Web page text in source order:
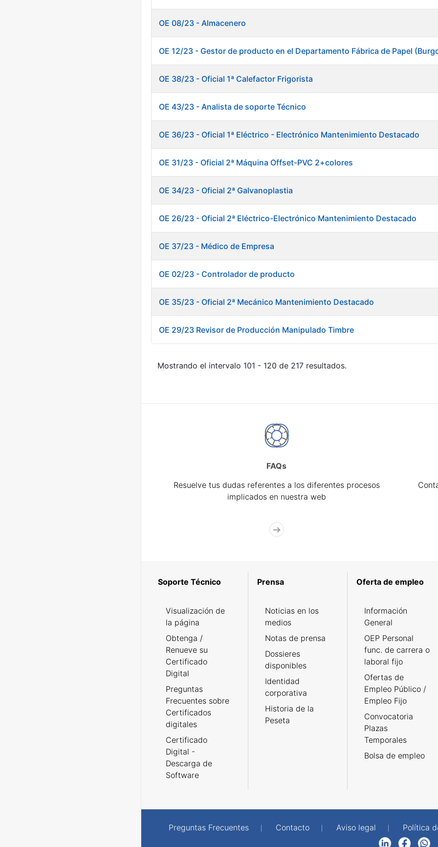
OE 08/23 - Almacenero
OE 12/23 - Gestor de producto en el Departamento Fábrica de Papel
OE 38/23 - Oficial 1ª Calefactor Frigorista
OE 43/23 - Analista de soporte Técnico
OE 36/23 - Oficial 1ª Eléctrico - Electrónico Mantenimiento Destacado
OE 31/23 - Oficial 2ª Máquina Offset-PVC 2+colores
OE 34/23 - Oficial 2ª Galvanoplastia
OE 26/23 - Oficial 2ª Eléctrico-Electrónico Mantenimiento Destacado
OE 37/23 - Médico de Empresa
OE 02/23 - Controlador de producto
OE 35/23 - Oficial 2ª Mecánico Mantenimiento Destacado
OE 29/23 Revisor de Producción Manipulado Timbre
Mostrando el intervalo 101 - 120 de 217 resultados.
FAQs
Resuelve tus dudas referentes a los diferentes procesos
implicados en nuestra web
Soporte Técnico
Visualización de
la página
Obtenga /
Renueve su
Certificado
Digital
Preguntas
Frecuentes sobre
Certificados
digitales
Certificado
Digital -
Descarga de
Software
Prensa
Noticias en los
medios
Notas de prensa
Dossieres
disponibles
Identidad
corporativa
Historia de la
Peseta
Oferta de empleo
Información
General
OEP Personal
func. de carrera o
laboral fijo
Ofertas de
Empleo Público /
Empleo Fijo
Convocatoria
Plazas
Temporales
Bolsa de empleo
Preguntas Frecuentes Contacto Aviso legal
Política
FacebookWhatsApp